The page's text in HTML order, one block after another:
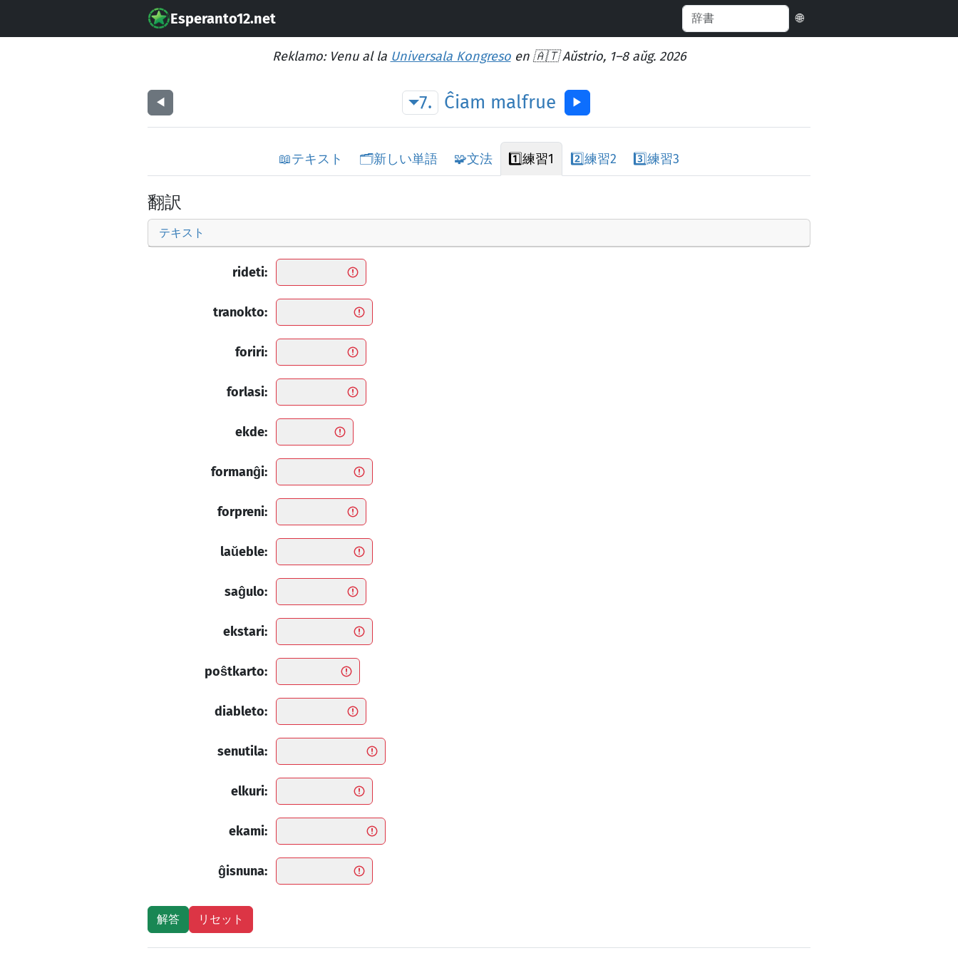
Esperanto12.net 🌐
Reklamo: Venu al la Universala Kongresoen 🇦🇹 Aŭstrio, 1–8 aŭg. 2026
◀︎ 7. Ĉiam malfrue ▶︎
📖テキスト 🗂️新しい単語 🧩文法 1️⃣練習1 2️⃣練習2 3️⃣練習3
翻訳
テキスト
rideti:
tranokto:
foriri:
forlasi:
ekde:
formanĝi:
forpreni:
laŭeble:
saĝulo:
ekstari:
poŝtkarto:
diableto:
senutila:
elkuri:
ekami:
ĝisnuna: